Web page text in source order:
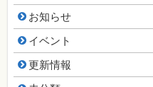
お知らせ
イベント
更新情報